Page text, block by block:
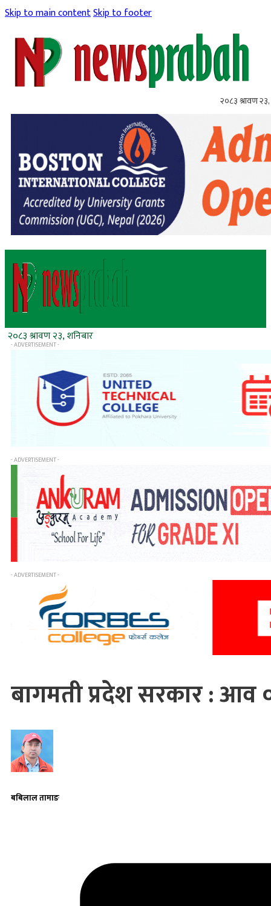
Skip to main contentSkip to footer
२०८३ श्रावण २३,
२०८३ श्रावण २३, शनिबार
- ADVERTISEMENT -
- ADVERTISEMENT -
- ADVERTISEMENT -
बागमती प्रदेश सरकार : आव
बबिलाल तामाङ